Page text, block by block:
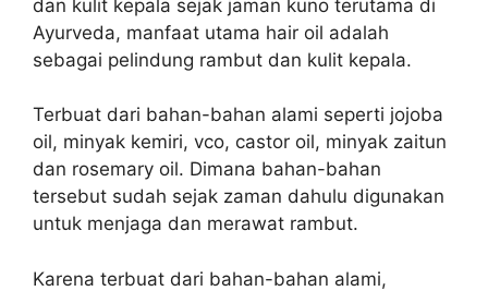
dan kulit kepala sejak jaman kuno terutama di
Ayurveda, manfaat utama hair oil adalah
sebagai pelindung rambut dan kulit kepala.
Terbuat dari bahan-bahan alami seperti jojoba
oil, minyak kemiri, vco, castor oil, minyak zaitun
dan rosemary oil. Dimana bahan-bahan
tersebut sudah sejak zaman dahulu digunakan
untuk menjaga dan merawat rambut.
Karena terbuat dari bahan-bahan alami,